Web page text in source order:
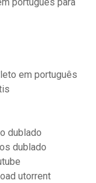
portugues para
em português
dublado
dublado
utorrent